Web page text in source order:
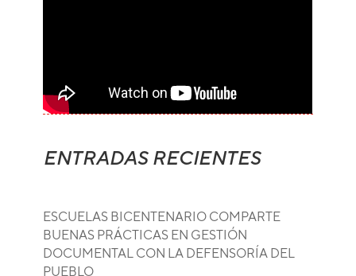
ENTRADAS RECIENTES
ESCUELAS BICENTENARIO COMPARTE
BUENAS PRÁCTICAS EN GESTIÓN
DOCUMENTAL CON LA DEFENSORÍA DEL
PUEBLO